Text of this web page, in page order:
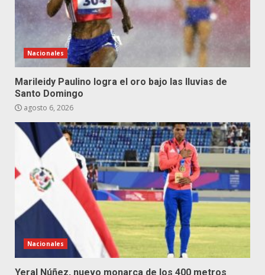
Nacionales
Marileidy Paulino logra el oro bajo las lluvias de
Santo Domingo
agosto 6, 2026
Nacionales
Yeral Núñez, nuevo monarca de los 400 metros